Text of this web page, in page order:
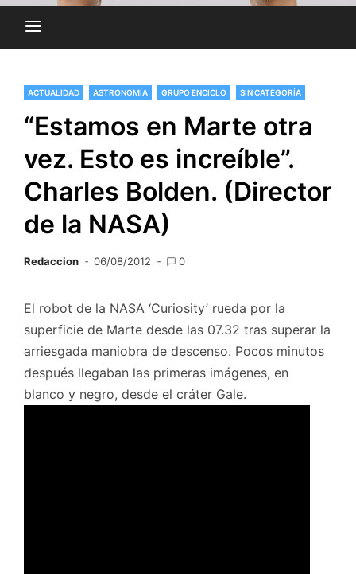
ACTUALIDAD ASTRONOMÍA GRUPO ENCICLO SIN CATEGORÍA
“Estamos en Marte otra
vez. Esto es increíble”.
Charles Bolden. (Director
de la NASA)
Redaccion 06/08/2012 0
El robot de la NASA ‘Curiosity’ rueda por la
superficie de Marte desde las 07.32 tras superar la
arriesgada maniobra de descenso. Pocos minutos
después llegaban las primeras imágenes, en
blanco y negro, desde el cráter Gale.